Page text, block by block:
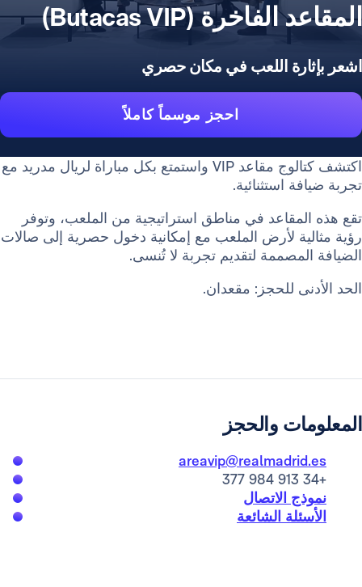
المقاعد الفاخرة (Butacas VIP)
اشعر بإثارة اللعب في مكان حصري
احجز موسماً كاملاً
اكتشف كتالوج مقاعد VIP واستمتع بكل مباراة لريال مدريد مع
تجربة ضيافة استثنائية.
تقع هذه المقاعد في مناطق استراتيجية من الملعب، وتوفر
رؤية مثالية لأرض الملعب مع إمكانية دخول حصرية إلى صالات
الضيافة المصممة لتقديم تجربة لا تُنسى.
الحد الأدنى للحجز: مقعدان.
المعلومات والحجز
areavip@realmadrid.es
+34 913 984 377
نموذج الاتصال
الأسئلة الشائعة